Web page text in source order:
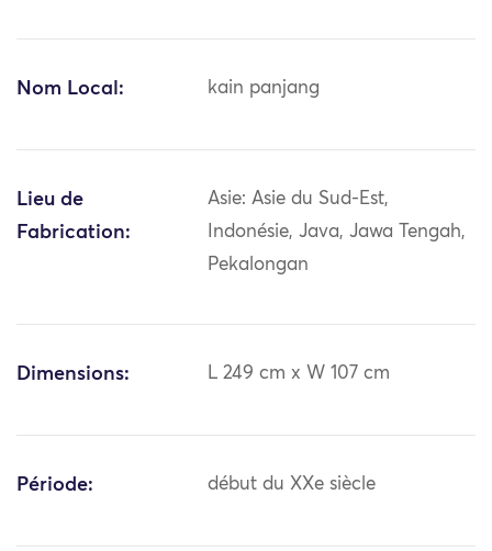
Nom Local: kain panjang
Lieu de
Fabrication:
Asie: Asie du Sud-Est,
Indonésie, Java, Jawa Tengah,
Pekalongan
Dimensions: L 249 cm x W 107 cm
Période: début du XXe siècle